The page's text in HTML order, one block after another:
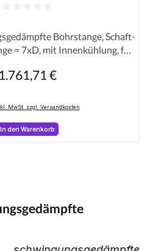
Bohrstange, Schaft-
= 7xD, mit Innenkühlung, für
Auskraglänge
Regulärer Preis:
1.761,71 €
MwSt. zzgl. Versandkosten
In den Warenkorb